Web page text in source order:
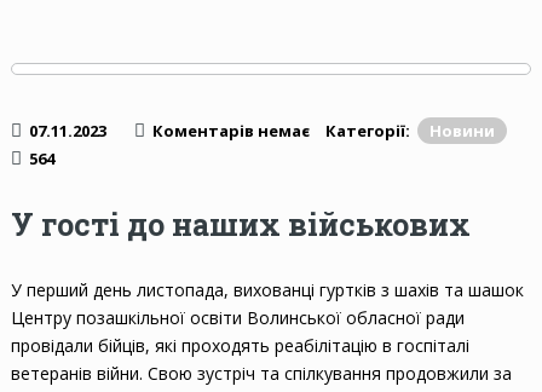
07.11.2023 Коментарів немає Категорії:
Новини
564
У гості до наших військових
У перший день листопада, вихованці гуртків з шахів та шашок
Центру позашкільної освіти Волинської обласної ради
провідали бійців, які проходять реабілітацію в госпіталі
ветеранів війни. Свою зустріч та спілкування продовжили за